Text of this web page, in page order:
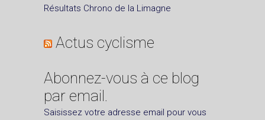
Résultats Chrono de la Limagne
Actus cyclisme
Abonnez-vous à ce blog
par email.
Saisissez votre adresse email pour vous